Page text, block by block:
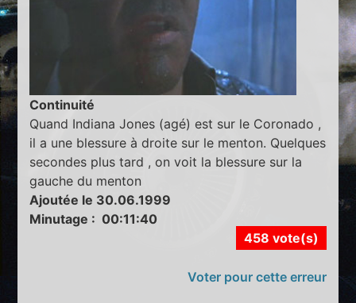
Continuité
Quand Indiana Jones (agé) est sur le Coronado ,
il a une blessure à droite sur le menton. Quelques
secondes plus tard , on voit la blessure sur la
gauche du menton
Ajoutée le 30.06.1999
Minutage : 00:11:40
458 vote(s)
Voter pour cette erreur